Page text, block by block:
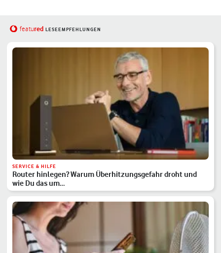
featured LESEEMPFEHLUNGEN
SERVICE & HILFE
Router hinlegen? Warum Überhitzungsgefahr droht und
wie Du das um…